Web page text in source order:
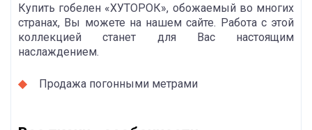
Купить гобелен «ХУТОРОК», обожаемый во многих
странах, Вы можете на нашем сайте. Работа с этой
коллекцией станет для Вас настоящим
наслаждением.
Продажа погонными метрами